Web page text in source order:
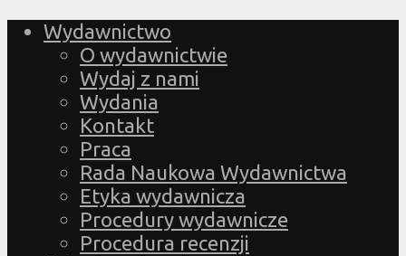
Wydawnictwo
O wydawnictwie
Wydaj z nami
Wydania
Kontakt
Praca
Rada Naukowa Wydawnictwa
Etyka wydawnicza
Procedury wydawnicze
Procedura recenzji